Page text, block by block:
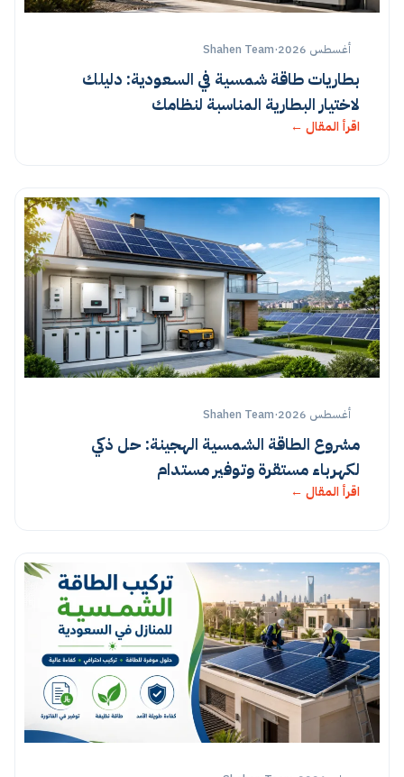
أغسطس 2026 ·
Shahen Team
بطاريات طاقة شمسية في السعودية: دليلك
لاختيار البطارية المناسبة لنظامك
اقرأ المقال ←
أغسطس 2026 ·
Shahen Team
مشروع الطاقة الشمسية الهجينة: حل ذكي
لكهرباء مستقرة وتوفير مستدام
اقرأ المقال ←